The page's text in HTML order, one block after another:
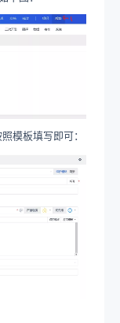
模板填写即可：